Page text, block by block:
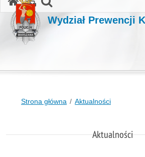
Wydział Prewencji
Strona główna Aktualności
Aktualności